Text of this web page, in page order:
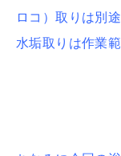
ロコ）取りは別
水垢取りは作業